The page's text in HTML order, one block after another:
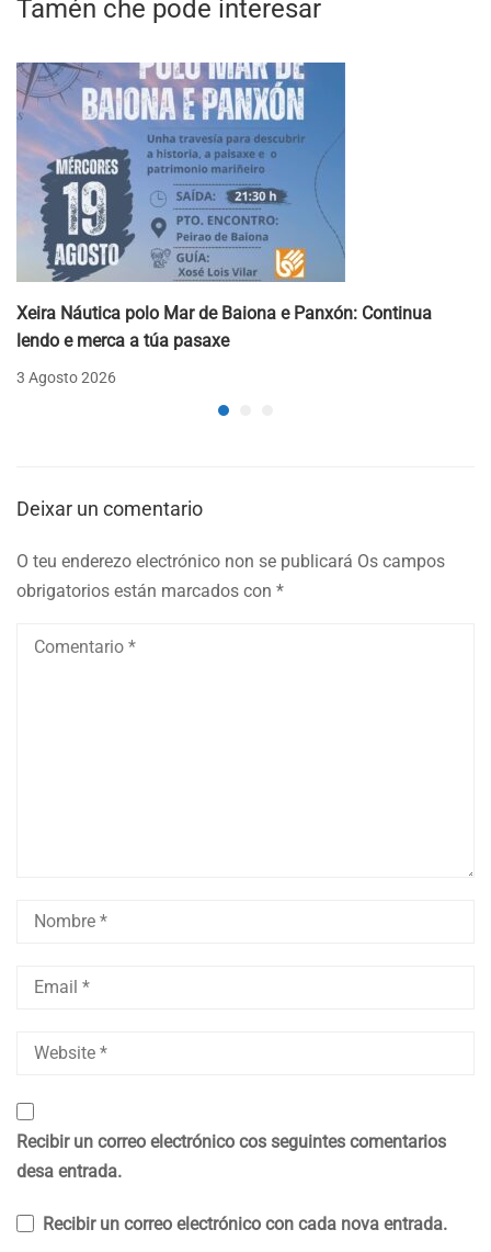
Tamén che pode interesar
Xeira Náutica polo Mar de Baiona e Panxón: Continua
lendo e merca a túa pasaxe
3 Agosto 2026
Deixar un comentario
O teu enderezo electrónico non se publicará Os campos
obrigatorios están marcados con *
Recibir un correo electrónico cos seguintes comentarios
desa entrada.
Recibir un correo electrónico con cada nova entrada.